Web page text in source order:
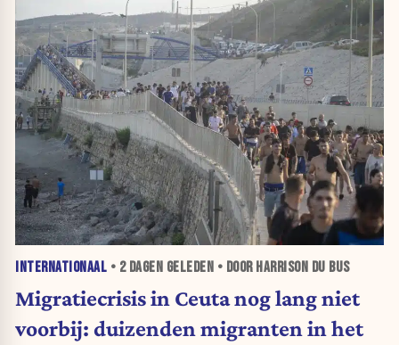
INTERNATIONAAL • 2 DAGEN GELEDEN • DOOR HARRISON DU BUS
Migratiecrisis in Ceuta nog lang niet
voorbij: duizenden migranten in het